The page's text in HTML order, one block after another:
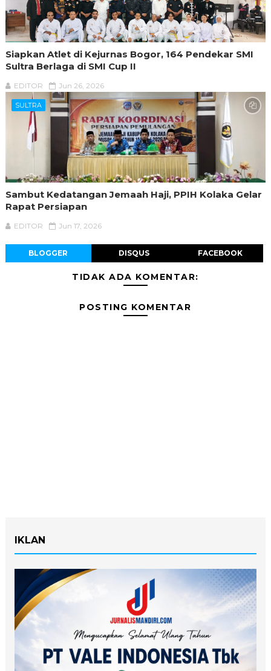
Siapkan Atlet di Kejurnas Bogor, 164 Pendekar SMI
Sultra Berlaga di SMI Cup II
EDITOR Jun 26, 2026
SULTRA
Sambut Kedatangan Jemaah Haji, PPIH Kolaka Gelar
Rapat Persiapan
EDITOR Jun 17, 2026
BLOGGER DISQUS FACEBOOK
TIDAK ADA KOMENTAR:
POSTING KOMENTAR
IKLAN